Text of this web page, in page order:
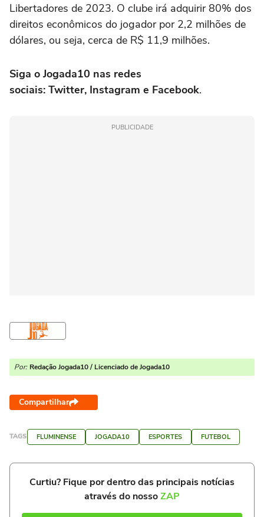
Libertadores de 2023. O clube irá adquirir 80% dos
direitos econômicos do jogador por 2,2 milhões de
dólares, ou seja, cerca de R$ 11,9 milhões.
Siga o Jogada10 nas redes
sociais: Twitter, Instagram e Facebook.
PUBLICIDADE
Por: Redação Jogada10 / Licenciado de Jogada10
Compartilhar
TAGS FLUMINENSE JOGADA10 ESPORTES FUTEBOL
Curtiu? Fique por dentro das principais notícias
através do nossoZAP